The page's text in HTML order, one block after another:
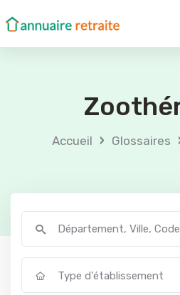
Accueil › Glossaires
Type d'établissement